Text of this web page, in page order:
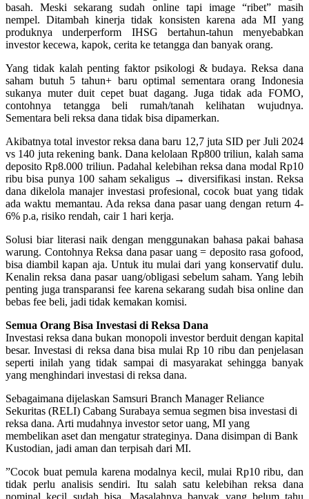
basah. Meski sekarang sudah online tapi image “ribet” masih
nempel. Ditambah kinerja tidak konsisten karena ada MI yang
produknya underperform IHSG bertahun-tahun menyebabkan
investor kecewa, kapok, cerita ke tetangga dan banyak orang.
Yang tidak kalah penting faktor psikologi & budaya. Reksa dana
saham butuh 5 tahun+ baru optimal sementara orang Indonesia
sukanya muter duit cepet buat dagang. Juga tidak ada FOMO,
contohnya tetangga beli rumah/tanah kelihatan wujudnya.
Sementara beli reksa dana tidak bisa dipamerkan.
Akibatnya total investor reksa dana baru 12,7 juta SID per Juli 2024
vs 140 juta rekening bank. Dana kelolaan Rp800 triliun, kalah sama
deposito Rp8.000 triliun. Padahal kelebihan reksa dana modal Rp10
ribu bisa punya 100 saham sekaligus → diversifikasi instan. Reksa
dana dikelola manajer investasi profesional, cocok buat yang tidak
ada waktu memantau. Ada reksa dana pasar uang dengan return 4-
6% p.a, risiko rendah, cair 1 hari kerja.
Solusi biar literasi naik dengan menggunakan bahasa pakai bahasa
warung. Contohnya Reksa dana pasar uang = deposito rasa gofood,
bisa diambil kapan aja. Untuk itu mulai dari yang konservatif dulu.
Kenalin reksa dana pasar uang/obligasi sebelum saham. Yang lebih
penting juga transparansi fee karena sekarang sudah bisa online dan
bebas fee beli, jadi tidak kemakan komisi.
Semua Orang Bisa Investasi di Reksa Dana
Investasi reksa dana bukan monopoli investor berduit dengan kapital
besar. Investasi di reksa dana bisa mulai Rp 10 ribu dan penjelasan
seperti inilah yang tidak sampai di masyarakat sehingga banyak
yang menghindari investasi di reksa dana.
Sebagaimana dijelaskan Samsuri Branch Manager Reliance
Sekuritas (RELI) Cabang Surabaya semua segmen bisa investasi di
reksa dana. Arti mudahnya investor setor uang, MI yang
membelikan aset dan mengatur strateginya. Dana disimpan di Bank
Kustodian, jadi aman dan terpisah dari MI.
”Cocok buat pemula karena modalnya kecil, mulai Rp10 ribu, dan
tidak perlu analisis sendiri. Itu salah satu kelebihan reksa dana
nominal kecil sudah bisa. Masalahnya banyak yang belum tahu